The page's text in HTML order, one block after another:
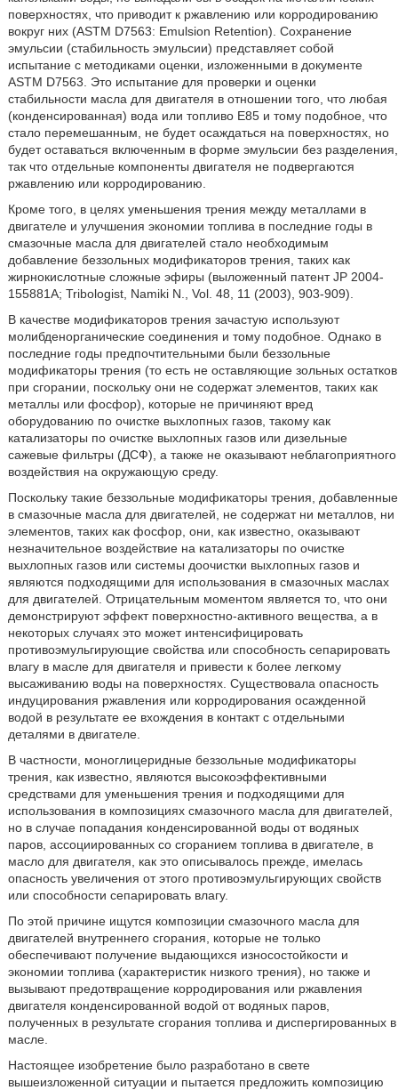
поверхностях, что приводит к ржавлению или корродированию
вокруг них (ASTM D7563: Emulsion Retention). Сохранение
эмульсии (стабильность эмульсии) представляет собой
испытание с методиками оценки, изложенными в документе
ASTM D7563. Это испытание для проверки и оценки
стабильности масла для двигателя в отношении того, что любая
(конденсированная) вода или топливо Е85 и тому подобное, что
стало перемешанным, не будет осаждаться на поверхностях, но
будет оставаться включенным в форме эмульсии без разделения,
так что отдельные компоненты двигателя не подвергаются
ржавлению или корродированию.
Кроме того, в целях уменьшения трения между металлами в
двигателе и улучшения экономии топлива в последние годы в
смазочные масла для двигателей стало необходимым
добавление беззольных модификаторов трения, таких как
жирнокислотные сложные эфиры (выложенный патент JP 2004-
155881A; Tribologist, Namiki Ν., Vol. 48, 11 (2003), 903-909).
В качестве модификаторов трения зачастую используют
молибденорганические соединения и тому подобное. Однако в
последние годы предпочтительными были беззольные
модификаторы трения (то есть не оставляющие зольных остатков
при сгорании, поскольку они не содержат элементов, таких как
металлы или фосфор), которые не причиняют вред
оборудованию по очистке выхлопных газов, такому как
катализаторы по очистке выхлопных газов или дизельные
сажевые фильтры (ДСФ), а также не оказывают неблагоприятного
воздействия на окружающую среду.
Поскольку такие беззольные модификаторы трения, добавленные
в смазочные масла для двигателей, не содержат ни металлов, ни
элементов, таких как фосфор, они, как известно, оказывают
незначительное воздействие на катализаторы по очистке
выхлопных газов или системы доочистки выхлопных газов и
являются подходящими для использования в смазочных маслах
для двигателей. Отрицательным моментом является то, что они
демонстрируют эффект поверхностно-активного вещества, а в
некоторых случаях это может интенсифицировать
противоэмульгирующие свойства или способность сепарировать
влагу в масле для двигателя и привести к более легкому
высаживанию воды на поверхностях. Существовала опасность
индуцирования ржавления или корродирования осажденной
водой в результате ее вхождения в контакт с отдельными
деталями в двигателе.
В частности, моноглицеридные беззольные модификаторы
трения, как известно, являются высокоэффективными
средствами для уменьшения трения и подходящими для
использования в композициях смазочного масла для двигателей,
но в случае попадания конденсированной воды от водяных
паров, ассоциированных со сгоранием топлива в двигателе, в
масло для двигателя, как это описывалось прежде, имелась
опасность увеличения от этого противоэмульгирующих свойств
или способности сепарировать влагу.
По этой причине ищутся композиции смазочного масла для
двигателей внутреннего сгорания, которые не только
обеспечивают получение выдающихся износостойкости и
экономии топлива (характеристик низкого трения), но также и
вызывают предотвращение корродирования или ржавления
двигателя конденсированной водой от водяных паров,
полученных в результате сгорания топлива и диспергированных в
масле.
Настоящее изобретение было разработано в свете
вышеизложенной ситуации и пытается предложить композицию